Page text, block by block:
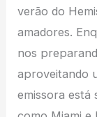
verão do
amadores.
nos
aproveitando
emissora está